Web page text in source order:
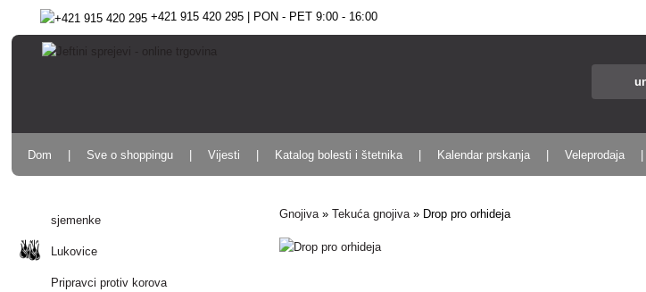
+421 915 420 295 | PON - PET 9:00 - 16:00
Dom Sve o shoppingu Vijesti Katalog bolesti i štetnika Kalendar prskanja Veleprodaja
sjemenke
Lukovice
Pripravci protiv korova
Gnojiva»Tekuća gnojiva» Drop pro orhideja